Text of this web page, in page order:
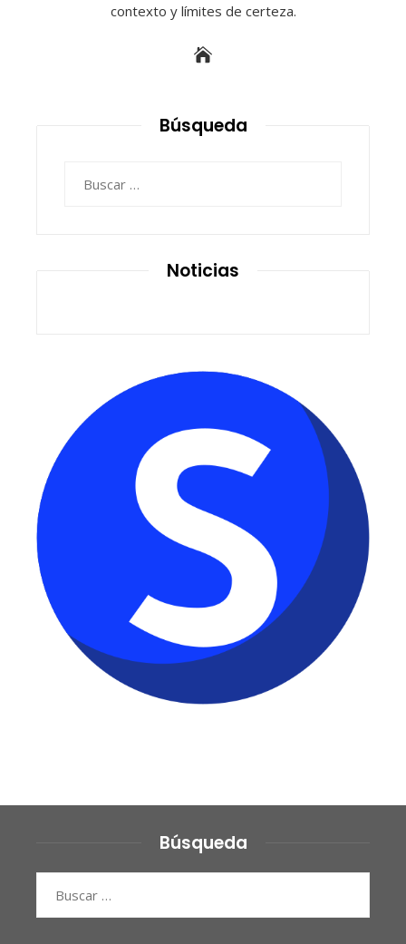
contexto y límites de certeza.
Búsqueda
Noticias
Búsqueda